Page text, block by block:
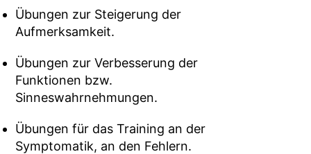
Übungen zur Steigerung der
Aufmerksamkeit.
Übungen zur Verbesserung der
Funktionen bzw.
Sinneswahrnehmungen.
Übungen für das Training an der
Symptomatik, an den Fehlern.